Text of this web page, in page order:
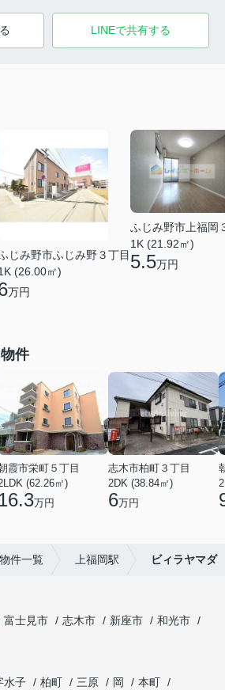
LINEで共有する
じみ野市ふじみ野３丁目
(26.00㎡)
万円
ふじみ野市上福岡
1K (21.92㎡)
5.5万円
件
霞市栄町５丁目
(62.26㎡)
万円
志木市柏町３丁目
2DK (38.84㎡)
6万円
件一覧 上福岡駅 ビィラヤマダ
富士見市 志木市 新座市
和光市
水子 柏町 三原 岡
本町